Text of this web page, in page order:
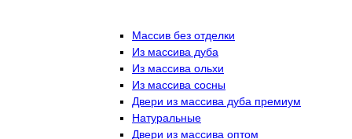
Массив без отделки
Из массива дуба
Из массива ольхи
Из массива сосны
Двери из массива дуба премиум
Натуральные
Двери из массива оптом